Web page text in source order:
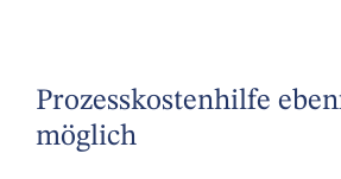
Prozesskostenhilfe
möglich